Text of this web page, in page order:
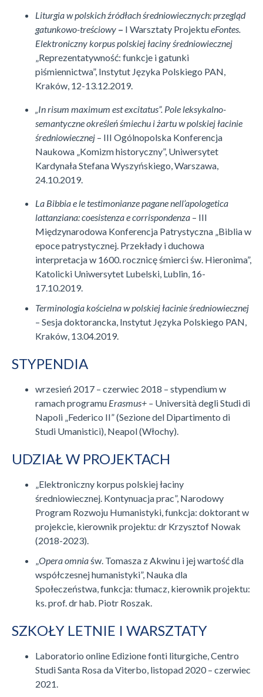
Liturgia w polskich źródłach średniowiecznych: przegląd
gatunkowo-treściowy – I Warsztaty ProjektueFontes.
Elektroniczny korpus polskiej łaciny średniowiecznej
„Reprezentatywność: funkcje i gatunki
piśmiennictwa”, Instytut Języka Polskiego PAN,
Kraków, 12-13.12.2019.
„In risum maximum est excitatus”. Pole leksykalno-
semantyczne określeń śmiechu i żartu w polskiej łacinie
średniowiecznej – III Ogólnopolska Konferencja
Naukowa „Komizm historyczny”, Uniwersytet
Kardynała Stefana Wyszyńskiego, Warszawa,
24.10.2019.
La Bibbia e le testimonianze pagane nell’apologetica
lattanziana: coesistenza e corrispondenza – III
Międzynarodowa Konferencja Patrystyczna „Biblia w
epoce patrystycznej. Przekłady i duchowa
interpretacja w 1600. rocznicę śmierci św. Hieronima”,
Katolicki Uniwersytet Lubelski, Lublin, 16-
17.10.2019.
Terminologia kościelna w polskiej łacinie średniowiecznej
– Sesja doktorancka, Instytut Języka Polskiego PAN,
Kraków, 13.04.2019.
STYPENDIA
wrzesień 2017 – czerwiec 2018 – stypendium w
ramach programu Erasmus+ – Università degli Studi di
Napoli „Federico II” (Sezione del Dipartimento di
Studi Umanistici), Neapol (Włochy).
UDZIAŁ W PROJEKTACH
„Elektroniczny korpus polskiej łaciny
średniowiecznej. Kontynuacja prac”, Narodowy
Program Rozwoju Humanistyki, funkcja: doktorant w
projekcie, kierownik projektu: dr Krzysztof Nowak
(2018-2023).
Opera omniaśw. Tomasza z Akwinu i jej wartość dla
współczesnej humanistyki”, Nauka dla
Społeczeństwa, funkcja: tłumacz, kierownik projektu:
ks. prof. dr hab. Piotr Roszak.
SZKOŁY LETNIE I WARSZTATY
Laboratorio online Edizione fonti liturgiche, Centro
Studi Santa Rosa da Viterbo, listopad 2020 – czerwiec
2021.